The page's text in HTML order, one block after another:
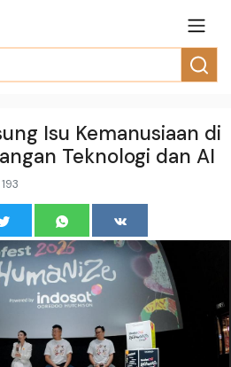
Isu Kemanusiaan di
Teknologi dan AI
193